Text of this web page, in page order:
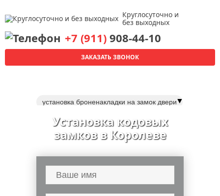
Круглосуточно и
без выходных
+7 (911) 908-44-10
ЗАКАЗАТЬ ЗВОНОК
установка броненакладки на замок двери
установка замка на калитку
установка электронного замка
установка электронных замков
установка межкомнатных замков
установка замка барьер
▼
Установка кодовых
замков в Королеве